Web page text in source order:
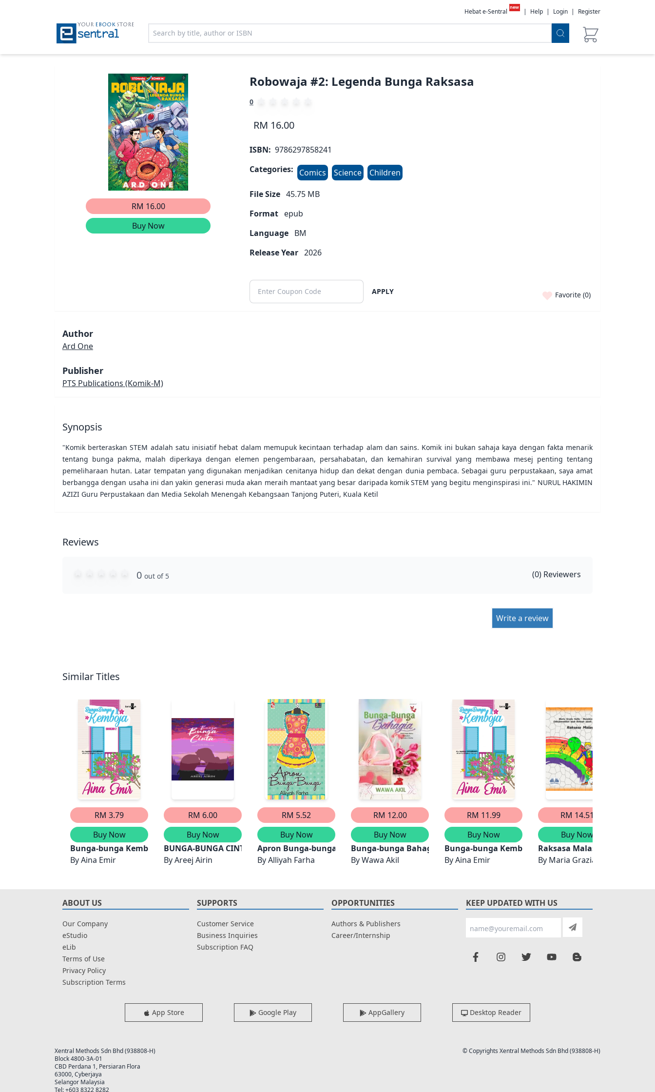
Hebat e-Sentral
new
| Help | Login | Register
YOUR EBOOK STORE
RM 16.00
Buy Now
Robowaja #2: Legenda Bunga Raksasa
0
RM 16.00
ISBN: 9786297858241
Categories:
Comics Science
Children
File Size 45.75 MB
Format epub
Language BM
Release Year 2026
APPLY Favorite (0)
Author
Ard One
Publisher
PTS Publications (Komik-M)
Synopsis
"Komik berteraskan STEM adalah satu inisiatif hebat dalam memupuk kecintaan terhadap alam dan sains. Komik ini bukan sahaja kaya dengan fakta menarik
tentang bunga pakma, malah diperkaya dengan elemen pengembaraan, persahabatan, dan kemahiran survival yang membawa mesej penting tentang
pemeliharaan hutan. Latar tempatan yang digunakan menjadikan cenitanya hidup dan dekat dengan dunia pembaca. Sebagai guru perpustakaan, saya amat
berbangga dengan usaha ini dan yakin generasi muda akan meraih mantaat yang besar daripada komik STEM yang begitu menginspirasi ini." NURUL HAKIMIN
AZIZI Guru Perpustakaan dan Media Sekolah Menengah Kebangsaan Tanjong Puteri, Kuala Ketil
Reviews
0 out of 5 (0) Reviewers
Write a review
Similar Titles
RM 3.79
Buy Now
Bunga-bunga Kemboja (Bahagian 2)
ByAina Emir
RM 6.00
Buy Now
BUNGA-BUNGA CINTA
ByAreej Airin
RM 5.52
Buy Now
Apron Bunga-bunga
ByAlliyah Farha
RM 12.00
Buy Now
Bunga-bunga Bahagia
ByWawa Akil
RM 11.99
Buy Now
Bunga-bunga Kemboja
ByAina Emir
RM 14.51
Buy Now
Raksasa Malas
By Maria Grazia Gullo
ABOUT US
Our Company
eStudio
eLib
Terms of Use
Privacy Policy
Subscription Terms
SUPPORTS
Customer Service
Business Inquiries
Subscription FAQ
OPPORTUNITIES
Authors & Publishers
Career/Internship
KEEP UPDATED WITH US
App Store Google Play AppGallery Desktop Reader
Xentral Methods Sdn Bhd (938808-H)
Block 4800-3A-01
CBD Perdana 1, Persiaran Flora
63000, Cyberjaya
Selangor Malaysia
Tel: +603 8322 8282
© Copyrights Xentral Methods Sdn Bhd (938808-H)